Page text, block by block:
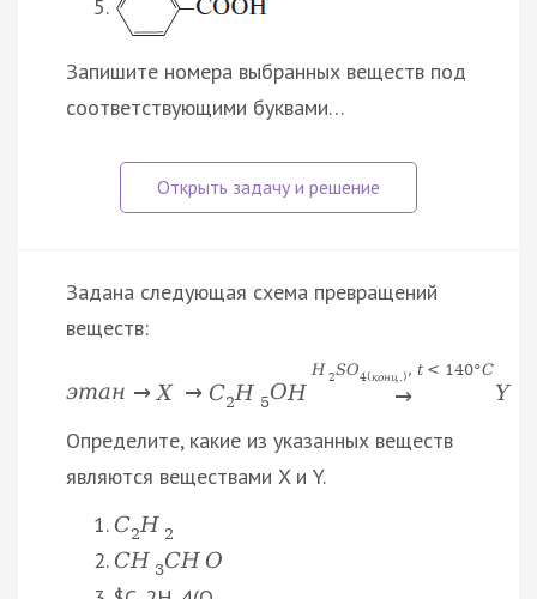
Запишите номера выбранных веществ под
соответствующими буквами…
Задана следующая схема превращений
веществ:
этан → X → C2H 5OH
H 2SO4( конц ) , t < 140°C
→ Y
Определите, какие из указанных веществ
являются веществами X и Y.
C2H 2
CH 3CH O